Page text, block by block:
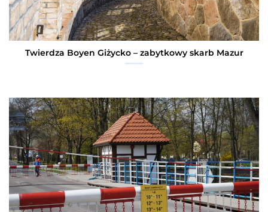
Twierdza Boyen Giżycko – zabytkowy skarb Mazur